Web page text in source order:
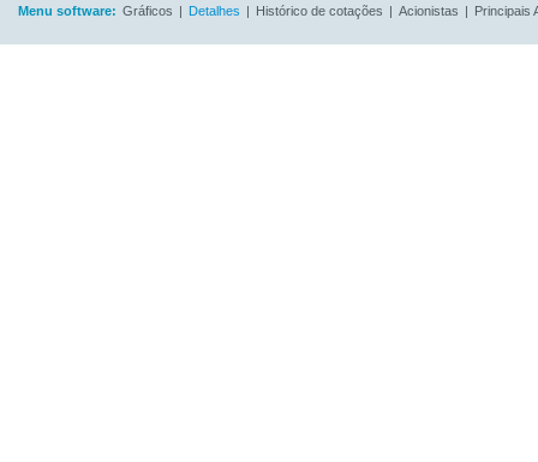
Menu software: Gráficos | Detalhes | Histórico de cotações | Acionistas | Principais